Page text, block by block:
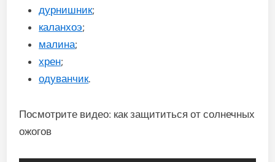
дурнишник;
каланхоэ;
малина;
хрен;
одуванчик.
Посмотрите видео: как защититься от солнечных
ожогов